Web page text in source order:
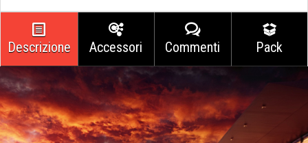
Descrizione Accessori Commenti Pack